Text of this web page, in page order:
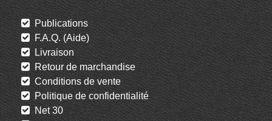
Publications
F.A.Q. (Aide)
Livraison
Retour de marchandise
Conditions de vente
Politique de confidentialité
Net 30